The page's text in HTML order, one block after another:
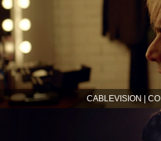
CABLEVISION |